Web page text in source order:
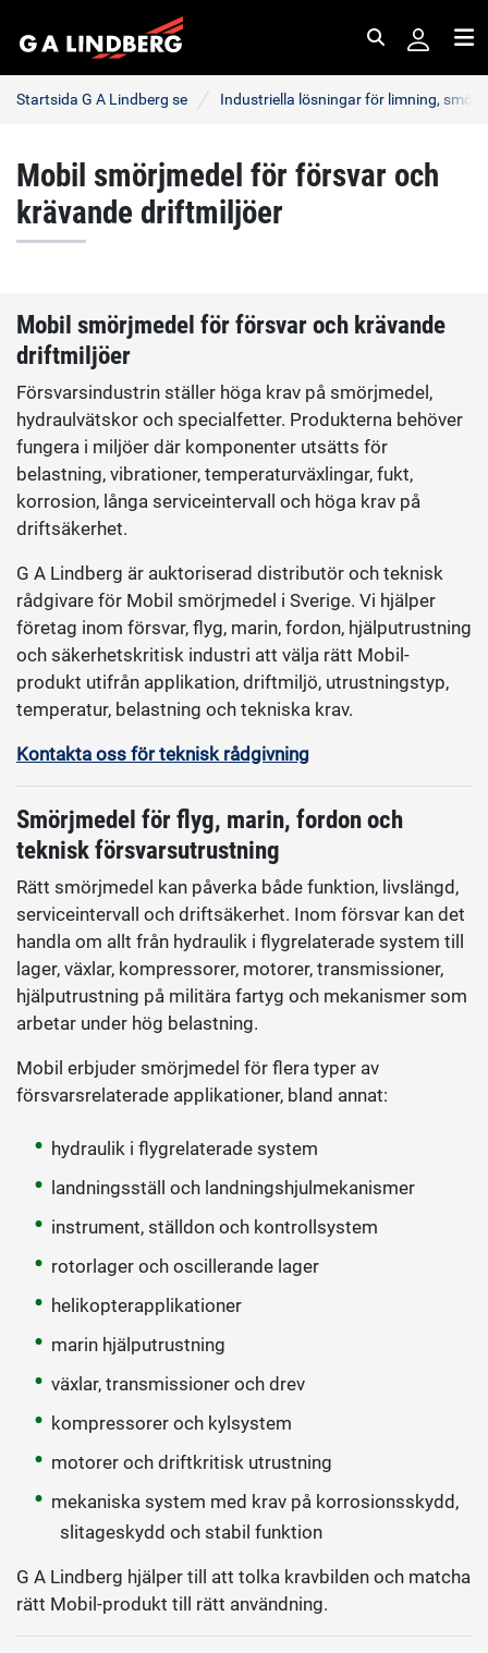
Startsida G A Lindberg se Industriella lösningar för limning,
Mobil smörjmedel för försvar och
krävande driftmiljöer
Mobil smörjmedel för försvar och krävande
driftmiljöer
Försvarsindustrin ställer höga krav på smörjmedel,
hydraulvätskor och specialfetter. Produkterna behöver
fungera i miljöer där komponenter utsätts för
belastning, vibrationer, temperaturväxlingar, fukt,
korrosion, långa serviceintervall och höga krav på
driftsäkerhet.
G A Lindberg är auktoriserad distributör och teknisk
rådgivare för Mobil smörjmedel i Sverige. Vi hjälper
företag inom försvar, flyg, marin, fordon, hjälputrustning
och säkerhetskritisk industri att välja rätt Mobil-
produkt utifrån applikation, driftmiljö, utrustningstyp,
temperatur, belastning och tekniska krav.
Kontakta oss för teknisk rådgivning
Smörjmedel för flyg, marin, fordon och
teknisk försvarsutrustning
Rätt smörjmedel kan påverka både funktion, livslängd,
serviceintervall och driftsäkerhet. Inom försvar kan det
handla om allt från hydraulik i flygrelaterade system till
lager, växlar, kompressorer, motorer, transmissioner,
hjälputrustning på militära fartyg och mekanismer som
arbetar under hög belastning.
Mobil erbjuder smörjmedel för flera typer av
försvarsrelaterade applikationer, bland annat:
hydraulik i flygrelaterade system
landningsställ och landningshjulmekanismer
instrument, ställdon och kontrollsystem
rotorlager och oscillerande lager
helikopterapplikationer
marin hjälputrustning
växlar, transmissioner och drev
kompressorer och kylsystem
motorer och driftkritisk utrustning
mekaniska system med krav på korrosionsskydd,
slitageskydd och stabil funktion
G A Lindberg hjälper till att tolka kravbilden och matcha
rätt Mobil-produkt till rätt användning.